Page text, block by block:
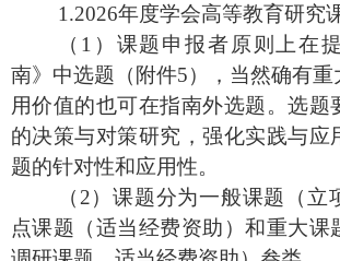
1.2026年度学会高等教育研究
（ 1）课题申报者原则上在
南》中选题（附件5），当然确有重
用价值的也可在指南外选题。选题
的决策与对策研究，强化实践与应
题的针对性和应用性。
（ 2）课题分为一般课题（立
点课题（适当经费资助）和重大课